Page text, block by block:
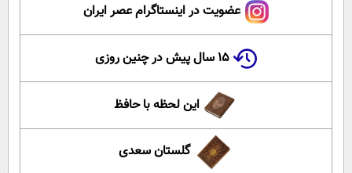
عضویت در اینستاگرام عصر ایران
۱۵ سال پیش در چنین روزی
این لحظه با حافظ
گلستان سعدی